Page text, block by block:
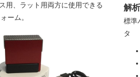
用、ラット用両方に使用できる
ーム。
解
標準
タ